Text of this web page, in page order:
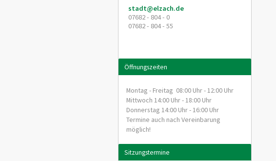
stadt@elzach.de
07682 - 804 - 0
07682 - 804 - 55
Öffnungszeiten
Montag - Freitag 08:00 Uhr - 12:00 Uhr
Mittwoch 14:00 Uhr - 18:00 Uhr
Donnerstag 14:00 Uhr - 16:00 Uhr
Termine auch nach Vereinbarung
möglich!
Sitzungstermine